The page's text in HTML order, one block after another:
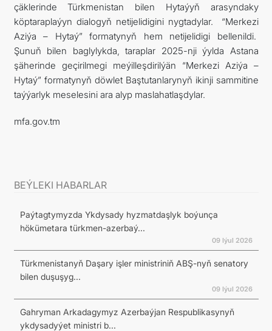
çäklerinde Türkmenistan bilen Hytaýyň arasyndaky
köptaraplaýyn dialogyň netijelidigini nygtadylar. “Merkezi
Aziýa – Hytaý” formatynyň hem netijelidigi bellenildi.
Şunuň bilen baglylykda, taraplar 2025-nji ýylda Astana
şäherinde geçirilmegi meýilleşdirilýän “Merkezi Aziýa –
Hytaý” formatynyň döwlet Baştutanlarynyň ikinji sammitine
taýýarlyk meselesini ara alyp maslahatlaşdylar.
mfa.gov.tm
BEÝLEKI HABARLAR
Paýtagtymyzda Ykdysady hyzmatdaşlyk boýunça
hökümetara türkmen-azerbaý...
09 Iýul 2026
Türkmenistanyň Daşary işler ministriniň ABŞ-nyň senatory
bilen duşuşyg...
09 Iýul 2026
Gahryman Arkadagymyz Azerbaýjan Respublikasynyň
ykdysadyýet ministri b...